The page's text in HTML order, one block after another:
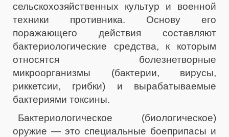
сельскохозяйственных культур и военной
техники противника. Основу его
поражающего действия составляют
бактериологические средства, к которым
относятся болезнетворные
микроорганизмы (бактерии, вирусы,
риккетсии, грибки) и вырабатываемые
бактериями токсины.
Бактериологическое (биологическое)
оружие — это специальные боеприпасы и